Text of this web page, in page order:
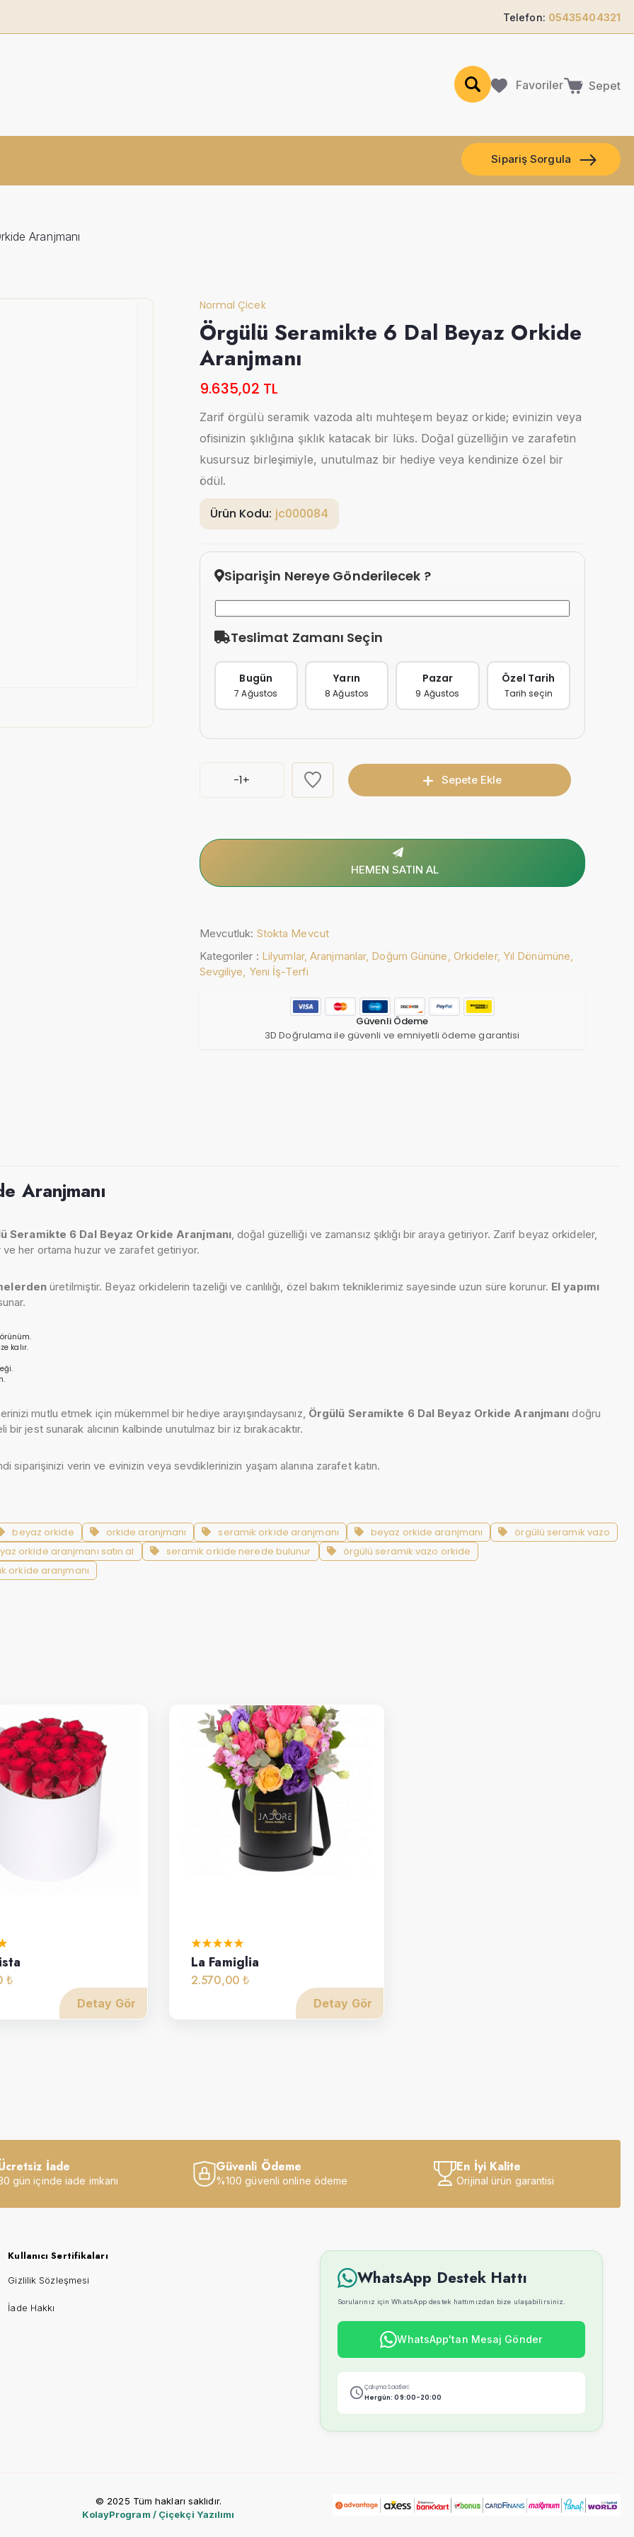
Telefon: 05435404321
Favoriler Sepet
Sipariş Sorgula
Aranjmanı
Normal Çicek
Örgülü Seramikte 6 Dal Beyaz Orkide
Aranjmanı
9.635,02 TL
Zarif örgülü seramik vazoda altı muhteşem beyaz orkide; evinizin veya
ofisinizin şıklığına şıklık katacak bir lüks. Doğal güzelliğin ve zarafetin
kusursuz birleşimiyle, unutulmaz bir hediye veya kendinize özel bir
ödül.
Ürün Kodu: jc000084
Siparişin Nereye Gönderilecek ?
Teslimat Zamanı Seçin
Bugün
7 Ağustos
Yarın
8 Ağustos
Pazar
9 Ağustos
Özel Tarih
Tarih seçin
-1+ Sepete Ekle
HEMEN SATIN AL
Mevcutluk: Stokta Mevcut
Kategoriler : Lilyumlar,Aranjmanlar, Doğum Gününe, Orkideler, Yıl Dönümüne,
Sevgiliye, Yeni İş-Terfi
Güvenli Ödeme
3D Doğrulama ile güvenli ve emniyetli ödeme garantisi
Aranjmanı
Seramikte 6 Dal Beyaz Orkide Aranjmanı, doğal güzelliği ve zamansız şıklığı bir araya getiriyor. Zarif beyaz orkideler,
her ortama huzur ve zarafet getiriyor.
üretilmiştir. Beyaz orkidelerin tazeliği ve canlılığı, özel bakım tekniklerimiz sayesinde uzun süre korunur. El yapımı
kalır.
mutlu etmek için mükemmel bir hediye arayışındaysanız, Örgülü Seramikte 6 Dal Beyaz Orkide Aranjmanı doğru
jest sunarak alıcının kalbinde unutulmaz bir iz bırakacaktır.
siparişinizi verin ve evinizin veya sevdiklerinizin yaşam alanına zarafet katın.
beyaz orkide orkide aranjmanı seramik orkide aranjmanı beyaz orkide aranjmanı
örgülü seramik vazo
orkide aranjmanı satın al seramik orkide nerede bulunur
örgülü seramik vazo orkide
orkide aranjmanı
₺
Detay Gör
La Famiglia
2.570,00 ₺
Detay Gör
İade
gün içinde iade imkanı
Güvenli Ödeme
%100 güvenli online ödeme
En İyi Kalite
Orijinal ürün garantisi
Kullanıcı Sertifikaları
Gizlilik Sözleşmesi
İade Hakkı
WhatsApp Destek Hattı
Sorularınız için WhatsApp destek hattımızdan bize ulaşabilirsiniz.
WhatsApp'tan Mesaj Gönder
Çalışma Saatleri:
Hergün: 09:00-20:00
© 2025 Tüm hakları saklıdır.
KolayProgram / Çiçekçi Yazılımı